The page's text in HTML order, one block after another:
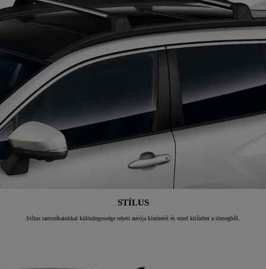
STÍLUS
Stílus tartozékainkkal különlegessége teheti autója kinézetét és ezzel kitűnhet a tömegből.